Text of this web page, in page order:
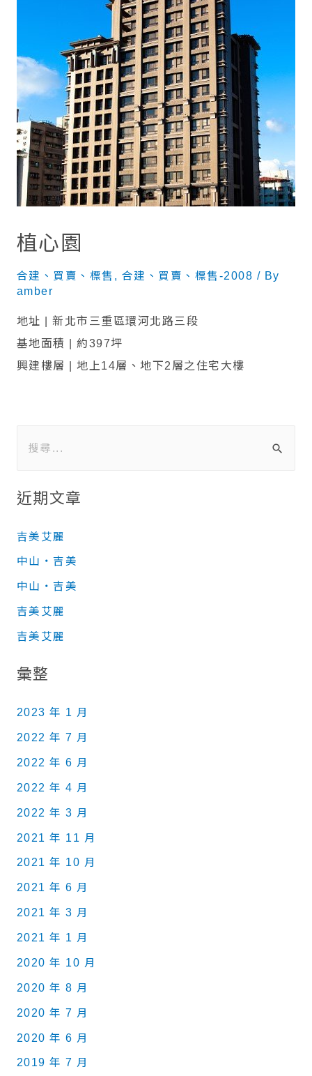
植心園
合建、買賣、標售 , 合建、買賣、標售-2008 / By
amber
地址 | 新北市三重區環河北路三段
基地面積 | 約397坪
興建樓層 | 地上14層、地下2層之住宅大樓
近期文章
吉美艾麗
中山‧吉美
中山‧吉美
吉美艾麗
吉美艾麗
彙整
2023 年 1 月
2022 年 7 月
2022 年 6 月
2022 年 4 月
2022 年 3 月
2021 年 11 月
2021 年 10 月
2021 年 6 月
2021 年 3 月
2021 年 1 月
2020 年 10 月
2020 年 8 月
2020 年 7 月
2020 年 6 月
2019 年 7 月